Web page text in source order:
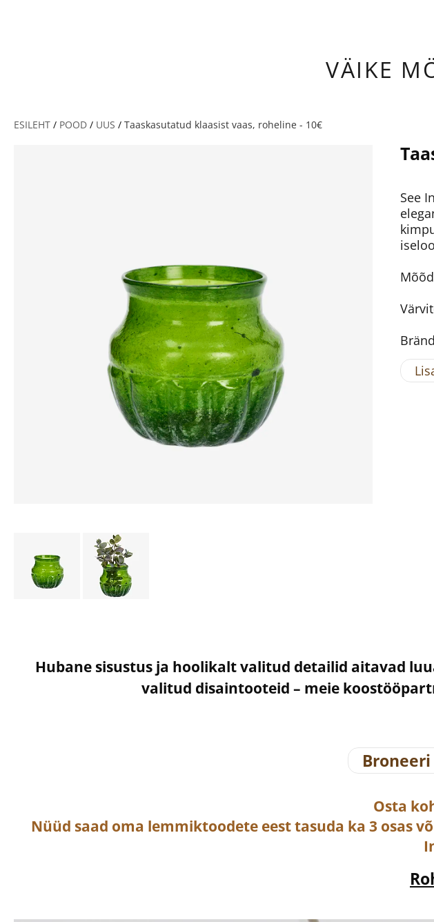
VÄIKE
ESILEHT / POOD / UUS / Taaskasutatud klaasist vaas, roheline - 10€
See
Hubane sisustus ja hoolikalt valitud detailid aitavad
valitud disaintooteid – meie
Osta
Nüüd saad oma lemmiktoodete eest tasuda ka 3 osas